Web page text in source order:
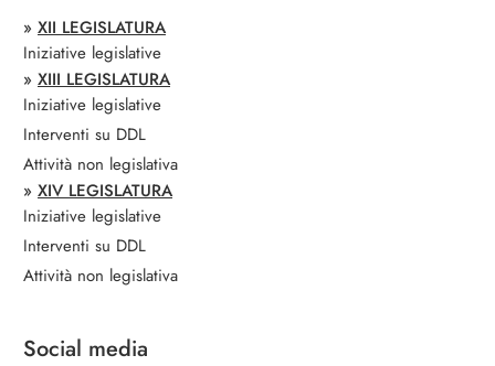
» XII LEGISLATURA
Iniziative legislative
» XIII LEGISLATURA
Iniziative legislative
Interventi su DDL
Attività non legislativa
» XIV LEGISLATURA
Iniziative legislative
Interventi su DDL
Attività non legislativa
Social media